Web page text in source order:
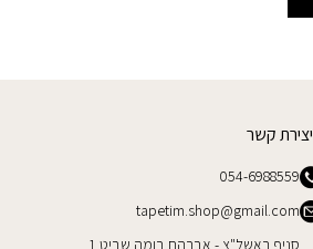
יצירת קשר
054-6988559
tapetim.shop@gmail.com
סניף ראשל"צ - אברהם בומה שביט 1